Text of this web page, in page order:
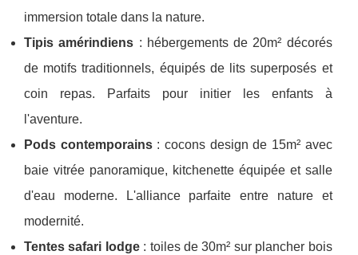
immersion totale dans la nature.
Tipis amérindiens : hébergements de 20m² décorés
de motifs traditionnels, équipés de lits superposés et
coin repas. Parfaits pour initier les enfants à
l'aventure.
Pods contemporains: cocons design de 15m² avec
baie vitrée panoramique, kitchenette équipée et salle
d'eau moderne. L'alliance parfaite entre nature et
modernité.
Tentes safari lodge: toiles de 30m² sur plancher bois